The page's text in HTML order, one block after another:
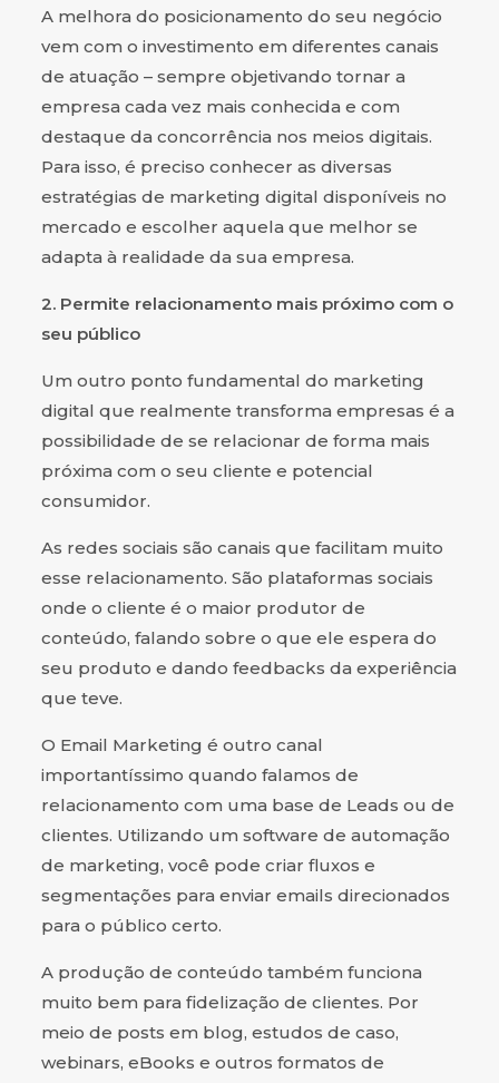
A melhora do posicionamento do seu negócio
vem com o investimento em diferentes canais
de atuação – sempre objetivando tornar a
empresa cada vez mais conhecida e com
destaque da concorrência nos meios digitais.
Para isso, é preciso conhecer as diversas
estratégias de marketing digital disponíveis no
mercado e escolher aquela que melhor se
adapta à realidade da sua empresa.
2. Permite relacionamento mais próximo com o
seu público
Um outro ponto fundamental do marketing
digital que realmente transforma empresas é a
possibilidade de se relacionar de forma mais
próxima com o seu cliente e potencial
consumidor.
As redes sociais são canais que facilitam muito
esse relacionamento. São plataformas sociais
onde o cliente é o maior produtor de
conteúdo, falando sobre o que ele espera do
seu produto e dando feedbacks da experiência
que teve.
O Email Marketing é outro canal
importantíssimo quando falamos de
relacionamento com uma base de Leads ou de
clientes. Utilizando um software de automação
de marketing, você pode criar fluxos e
segmentações para enviar emails direcionados
para o público certo.
A produção de conteúdo também funciona
muito bem para fidelização de clientes. Por
meio de posts em blog, estudos de caso,
webinars, eBooks e outros formatos de